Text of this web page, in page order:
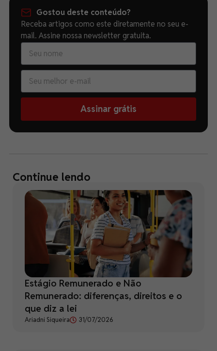
Gostou deste conteúdo?
Receba artigos como este diretamente no seu e-
mail. Assine nossa newsletter gratuita.
Assinar grátis
Continue lendo
Estágio Remunerado e Não
Remunerado: diferenças, direitos e o
que diz a lei
Ariadni Siqueira 31/07/2026